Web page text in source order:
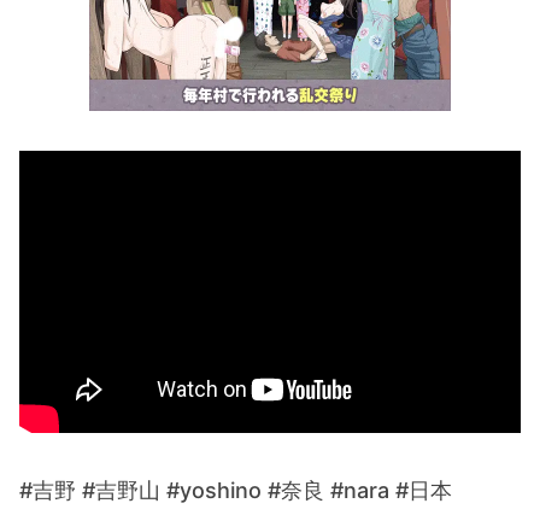
#吉野 #吉野山 #yoshino #奈良 #nara #日本